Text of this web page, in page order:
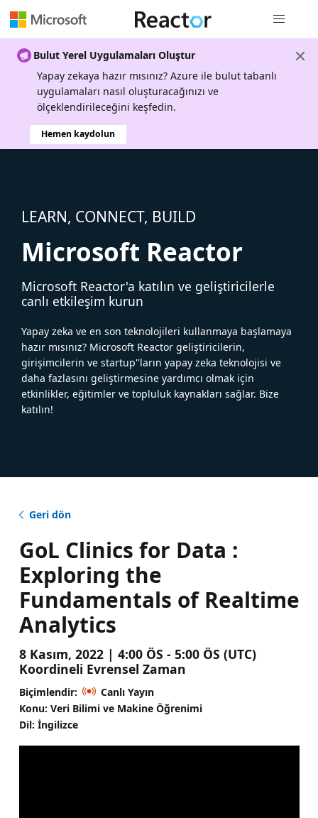
Bulut Yerel Uygulamaları Oluştur
Yapay zekaya hazır mısınız? Azure ile bulut tabanlı
uygulamaları nasıl oluşturacağınızı ve
ölçeklendirileceğini keşfedin.
Hemen kaydolun
LEARN, CONNECT, BUILD
Microsoft Reactor
Microsoft Reactor'a katılın ve geliştiricilerle
canlı etkileşim kurun
Yapay zeka ve en son teknolojileri kullanmaya başlamaya
hazır mısınız? Microsoft Reactor geliştiricilerin,
girişimcilerin ve startup''ların yapay zeka teknolojisi ve
daha fazlasını geliştirmesine yardımcı olmak için
etkinlikler, eğitimler ve topluluk kaynakları sağlar. Bize
katılın!
Geri dön
GoL Clinics for Data :
Exploring the
Fundamentals of Realtime
Analytics
8 Kasım, 2022 | 4:00 ÖS - 5:00 ÖS (UTC)
Koordineli Evrensel Zaman
Biçimlendir:
Canlı Yayın
Konu: Veri Bilimi ve Makine Öğrenimi
Dil: İngilizce